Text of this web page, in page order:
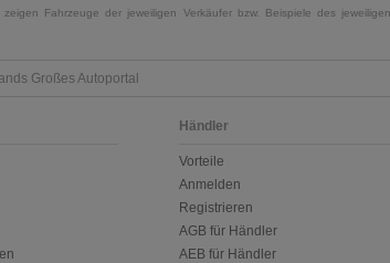
zeigen Fahrzeuge der jeweiligen Verkäufer bzw. Beispiele des
Großes Autoportal
Händler
Vorteile
Anmelden
Registrieren
AGB für Händler
AEB für Händler